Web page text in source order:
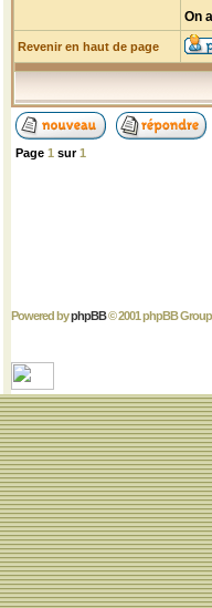
On
Revenir en haut de page
Page 1 sur1
Powered byphpBB© 2001 phpBB Group